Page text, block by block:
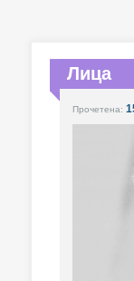
Лица
Прочетена: